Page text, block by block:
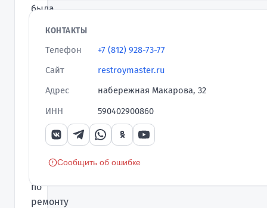
была
2008
году
успешно
зарекомендовала
себя
рынке
по
ремонту
КОНТАКТЫ
Телефон
+7 (812) 928-73-77
Сайт
restroymaster.ru
Адрес
набережная Макарова, 32
ИНН
590402900860
Сообщить об ошибке